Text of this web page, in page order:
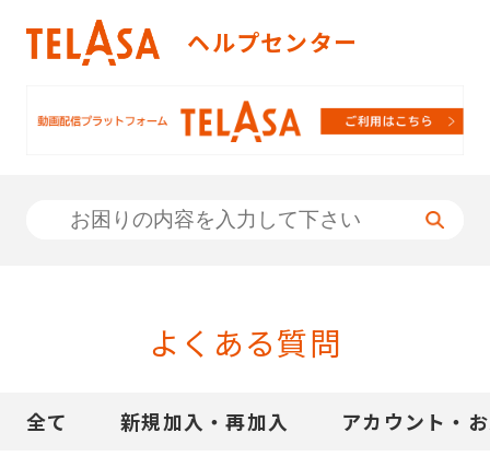
TELASA（テラサ）ヘルプセンタ
ヘルプセンター
よくある質問
全て 新規加入・再加入 アカウント・